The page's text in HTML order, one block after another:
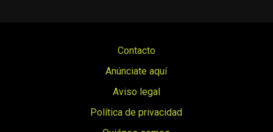
Contacto
Anúnciate aquí
Aviso legal
Política de privacidad